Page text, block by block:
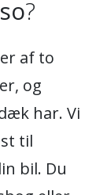
?
af to
og
har. Vi
til
bil. Du